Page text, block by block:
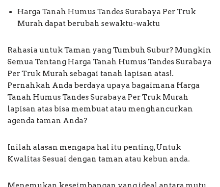
Harga Tanah Humus Tandes Surabaya Per Truk
Murah dapat berubah sewaktu-waktu
Rahasia untuk Taman yang Tumbuh Subur? Mungkin
Semua Tentang Harga Tanah Humus Tandes Surabaya
Per Truk Murah sebagai tanah lapisan atas!.
Pernahkah Anda berdaya upaya bagaimana Harga
Tanah Humus Tandes Surabaya Per Truk Murah
lapisan atas bisa membuat atau menghancurkan
agenda taman Anda?
Inilah alasan mengapa hal itu penting, Untuk
Kwalitas Sesuai dengan taman atau kebun anda.